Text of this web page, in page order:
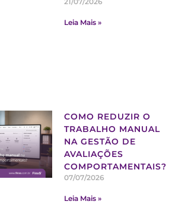
Leia Mais »
COMO REDUZIR O
TRABALHO MANUAL
NA GESTÃO DE
AVALIAÇÕES
COMPORTAMENTAIS?
07/07/2026
Leia Mais »